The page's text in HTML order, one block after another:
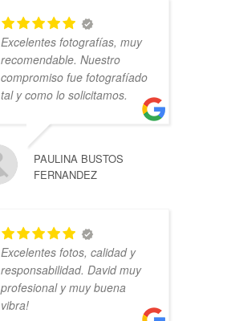
Excelentes fotografías, muy
recomendable. Nuestro
compromiso fue fotografíado
tal y como lo solicitamos.
PAULINA BUSTOS
FERNANDEZ
Excelentes fotos, calidad y
responsabilidad. David muy
profesional y muy buena
vibra!